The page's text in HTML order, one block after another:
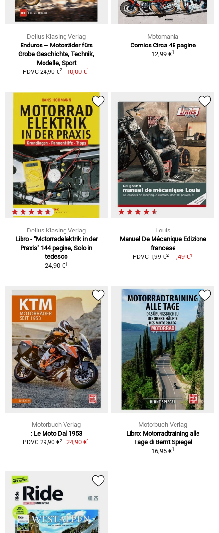
Delius Klasing Verlag
Enduros – Motorräder fürs
Grobe Geschichte, Technik,
Modelle, Sport
PDVC 24,90 €2 10,00 €1
Motomania
Comics Circa 48 pagine
12,99 €1
Delius Klasing Verlag
Libro - "Motorradelektrik in der
Praxis" 144 pagine, Solo in
tedesco
24,90 €1
Louis
Manuel De Mécanique Edizione
francese
PDVC 1,99 €2 1,49 €1
Motorbuch Verlag
: Le Moto Dal 1953
PDVC 29,90 €2 24,90 €1
Motorbuch Verlag
Libro: Motorradtraining alle
Tage di Bernt Spiegel
16,95 €1